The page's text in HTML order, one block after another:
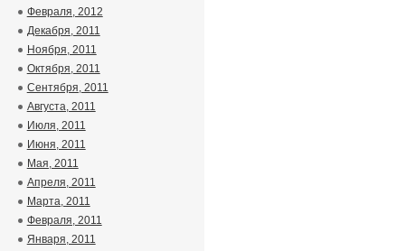
Февраля, 2012
Декабря, 2011
Ноября, 2011
Октября, 2011
Сентября, 2011
Августа, 2011
Июля, 2011
Июня, 2011
Мая, 2011
Апреля, 2011
Марта, 2011
Февраля, 2011
Января, 2011